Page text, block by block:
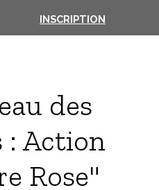
INSCRIPTION
des
: Action
Rose"